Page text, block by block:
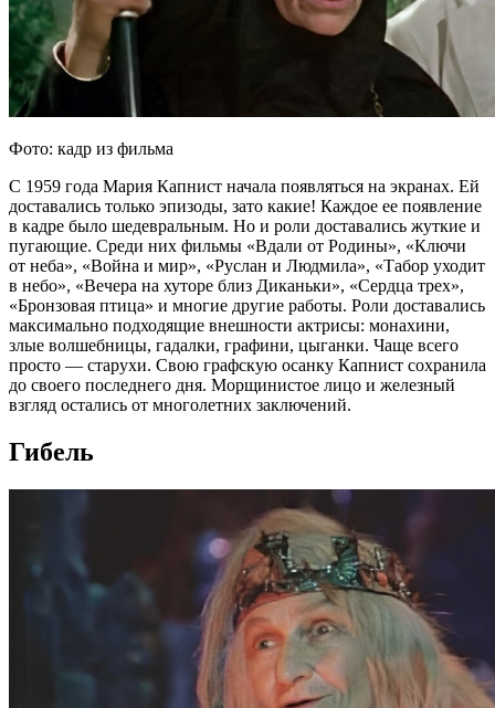
Фото: кадр из фильма
С 1959 года Мария Капнист начала появляться на экранах. Ей
доставались только эпизоды, зато какие! Каждое ее появление
в кадре было шедевральным. Но и роли доставались жуткие и
пугающие. Среди них фильмы «Вдали от Родины», «Ключи
от неба», «Война и мир», «Руслан и Людмила», «Табор уходит
в небо», «Вечера на хуторе близ Диканьки», «Сердца трех»,
«Бронзовая птица» и многие другие работы. Роли доставались
максимально подходящие внешности актрисы: монахини,
злые волшебницы, гадалки, графини, цыганки. Чаще всего
просто — старухи. Свою графскую осанку Капнист сохранила
до своего последнего дня. Морщинистое лицо и железный
взгляд остались от многолетних заключений.
Гибель